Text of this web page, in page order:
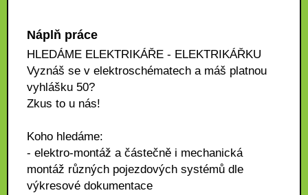
Náplň práce
HLEDÁME ELEKTRIKÁŘE - ELEKTRIKÁŘKU
Vyznáš se v elektroschématech a máš platnou
vyhlášku 50?
Zkus to u nás!
Koho hledáme:
- elektro-montáž a částečně i mechanická
montáž různých pojezdových systémů dle
výkresové dokumentace